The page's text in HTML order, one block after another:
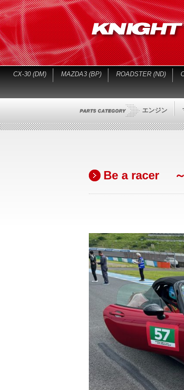
CX-30 (DM) MAZDA3 (BP) ROADSTER (ND)
エンジン
Be a racer ～